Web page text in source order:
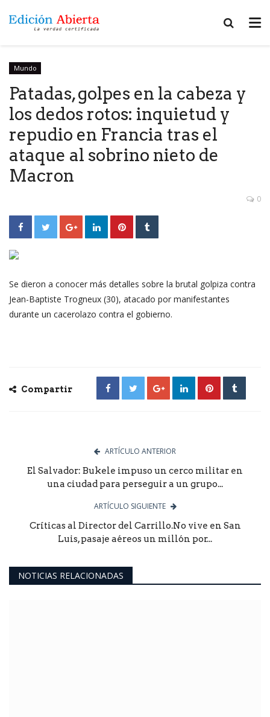
Mundo
Patadas, golpes en la cabeza y
los dedos rotos: inquietud y
repudio en Francia tras el
ataque al sobrino nieto de
Macron
0
Se dieron a conocer más detalles sobre la brutal golpiza contra
Jean-Baptiste Trogneux (30), atacado por manifestantes
durante un cacerolazo contra el gobierno.
Compartir
ARTÍCULO ANTERIOR
El Salvador: Bukele impuso un cerco militar en
una ciudad para perseguir a un grupo...
ARTÍCULO SIGUIENTE
Críticas al Director del Carrillo.No vive en San
Luis, pasaje aéreos un millón por...
NOTICIAS RELACIONADAS